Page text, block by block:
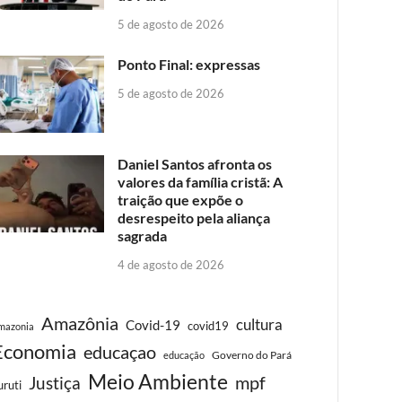
5 de agosto de 2026
Ponto Final: expressas
5 de agosto de 2026
Daniel Santos afronta os
valores da família cristã: A
traição que expõe o
desrespeito pela aliança
sagrada
4 de agosto de 2026
Amazônia Covid-19 covid19 cultura
educaçao educação Governo do Pará
Justiça Meio Ambiente mpf